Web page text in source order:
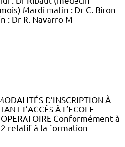
Mardi matin : Dr C. Biron-
: Dr R. Navarro M
D’INSCRIPTION À
L’ACCÈS À L’ECOLE
OPERATOIRE Conformément à
relatif à la formation